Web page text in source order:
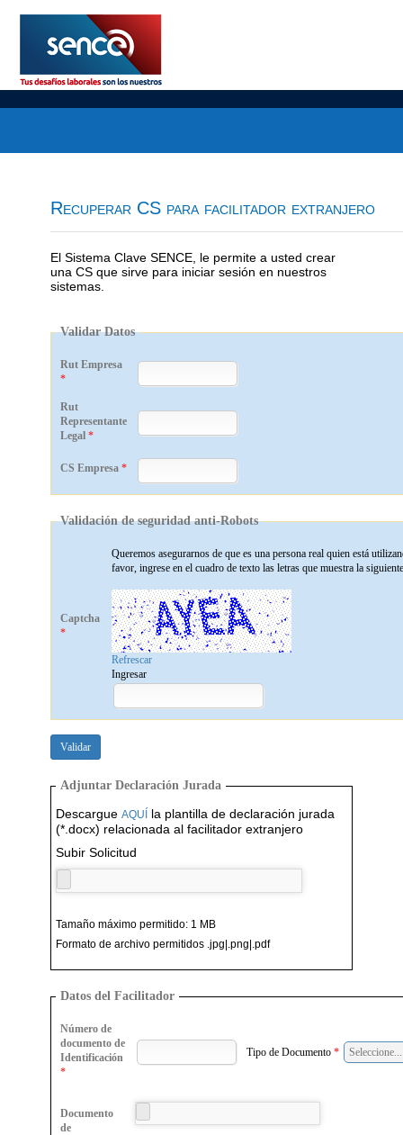
Recuperar CS para facilitador extranjero
El Sistema Clave SENCE, le permite a usted crear
una CS que sirve para iniciar sesión en nuestros
sistemas.
Validar Datos
Rut Empresa
*
Rut
Representante
Legal *
CS Empresa *
Validación de seguridad anti-Robots
Captcha
*
Queremos asegurarnos de que es una persona real quien está
favor, ingrese en el cuadro de texto las letras que muestra la
Refrescar
Ingresar
Validar
Adjuntar Declaración Jurada
Descargue AQUÍ
(*.docx) relacionada al facilitador extranjero
Subir Solicitud
Tamaño máximo permitido: 1 MB
Formato de archivo permitidos .jpg|.png|.pdf
Datos del Facilitador
Número de
documento de
Identificación
*
Tipo de Documento *
Documento
de